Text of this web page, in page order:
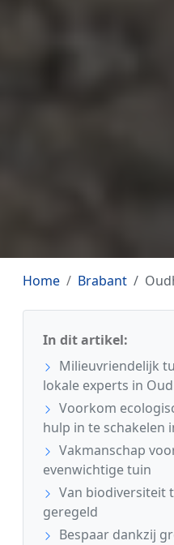
Home Brabant
In dit artikel:
Milieuvriendelijk
lokale experts in
Voorkom
hulp in te schakelen
Vakmanschap
evenwichtige tuin
Van biodiversiteit
geregeld
Bespaar dankzij